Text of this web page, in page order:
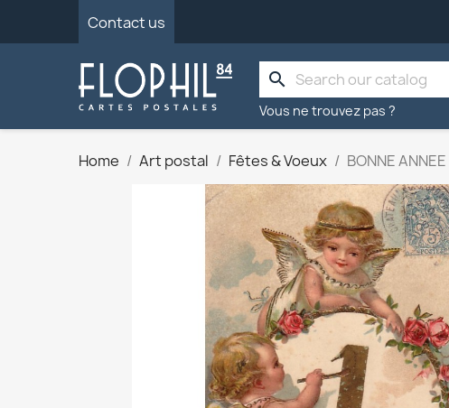
Contact us
search
Vous ne trouvez pas ?
Home Art postal Fêtes & Voeux BONNE